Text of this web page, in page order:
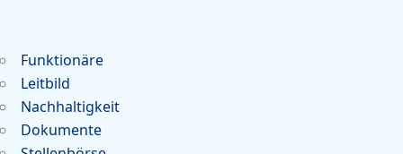
Funktionäre
Leitbild
Nachhaltigkeit
Dokumente